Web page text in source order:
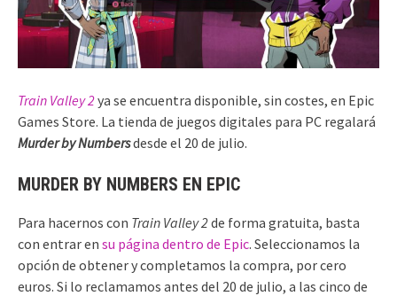
Train Valley 2ya se encuentra disponible, sin costes, en Epic
Games Store. La tienda de juegos digitales para PC regalará
Murder by Numbersdesde el 20 de julio.
MURDER BY NUMBERS EN EPIC
Para hacernos con Train Valley 2de forma gratuita, basta
con entrar en su página dentro de Epic. Seleccionamos la
opción de obtener y completamos la compra, por cero
euros. Si lo reclamamos antes del 20 de julio, a las cinco de